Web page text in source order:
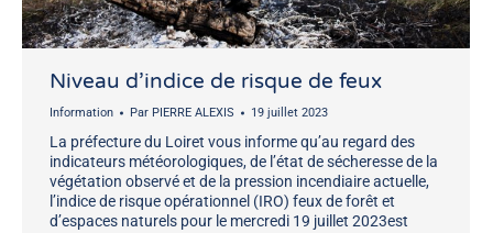
Niveau d’indice de risque de feux
Information Par PIERRE ALEXIS 19 juillet 2023
La préfecture du Loiret vous informe qu’au regard des
indicateurs météorologiques, de l’état de sécheresse de la
végétation observé et de la pression incendiaire actuelle,
l’indice de risque opérationnel (IRO) feux de forêt et
d’espaces naturels pour le mercredi 19 juillet 2023est